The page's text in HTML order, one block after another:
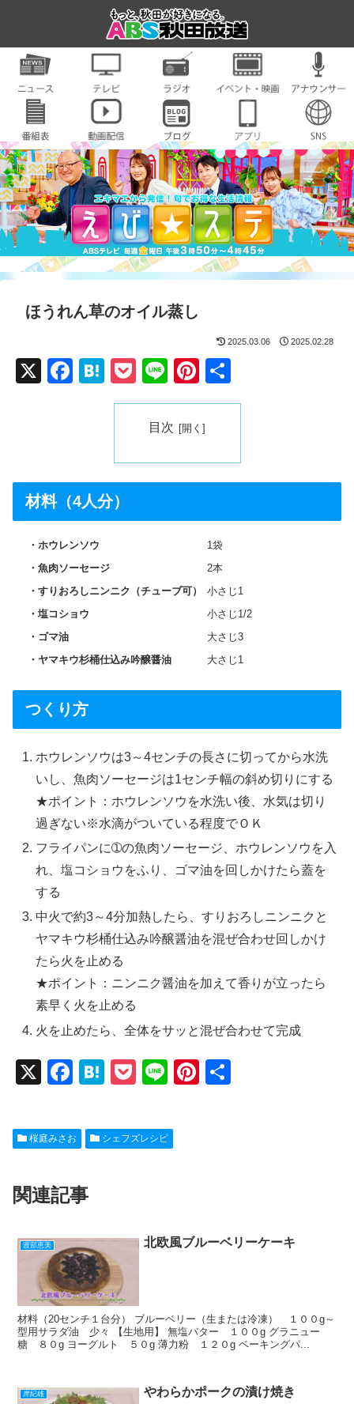
ほうれん草のオイル蒸し
2025.03.06 2025.02.28
X
F
o
o
k
H
at
a
P
o
ck
Li
n
e
Pi
nt
er
st
有
目次
材料（4人分）
ホウレンソウ
1袋
魚肉ソーセージ
2本
すりおろしニンニク（チューブ可）
小さじ1
塩コショウ
小さじ1/2
ゴマ油
大さじ3
ヤマキウ杉桶仕込み吟醸醤油
大さじ1
つくり方
ホウレンソウは3～4センチの長さに切ってから水洗
いし、魚肉ソーセージは1センチ幅の斜め切りにする
★ポイント：ホウレンソウを水洗い後、水気は切り
過ぎない※水滴がついている程度でＯＫ
フライパンに➀の魚肉ソーセージ、ホウレンソウを入
れ、塩コショウをふり、ゴマ油を回しかけたら蓋を
する
中火で約3～4分加熱したら、すりおろしニンニクと
ヤマキウ杉桶仕込み吟醸醤油を混ぜ合わせ回しかけ
たら火を止める
★ポイント：ニンニク醤油を加えて香りが立ったら
素早く火を止める
火を止めたら、全体をサッと混ぜ合わせて完成
X
F
c
e
o
k
H
e
n
P
ck
et
Li
e
Pi
桜庭みさお シェフズレシピ
関連記事
渡部恵美 北欧風ブルーベリーケーキ
材料（20センチ１台分） ブルーベリー（生または冷凍） １００g～
型用サラダ油 少々 【生地用】 無塩バター １００g グラニュー
糖 ８０g ヨーグルト ５０g 薄力粉 １２０g ベーキングパ...
岸紀雄 やわらかポークの漬け焼き